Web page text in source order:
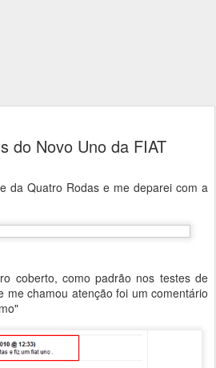
do Novo Uno da FIAT
da Quatro Rodas e me deparei com a
coberto, como padrão nos testes de
me chamou atenção foi um comentário